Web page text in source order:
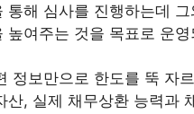
해 심사를 진행하는데
여주는 것을 목표로 운
정보만으로 한도를 뚝 자
산, 실제 채무상환 능력과